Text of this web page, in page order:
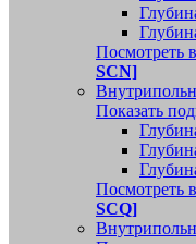
Посмотреть
SCN]
Показать
Посмотреть
SCQ]